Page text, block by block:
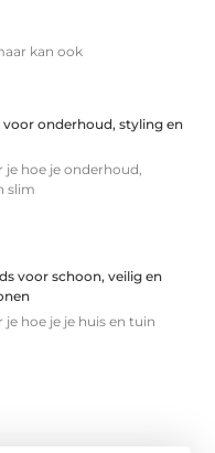
kan ook
voor onderhoud, styling en
je hoe je onderhoud,
slim
voor schoon, veilig en
je hoe je je huis en tuin